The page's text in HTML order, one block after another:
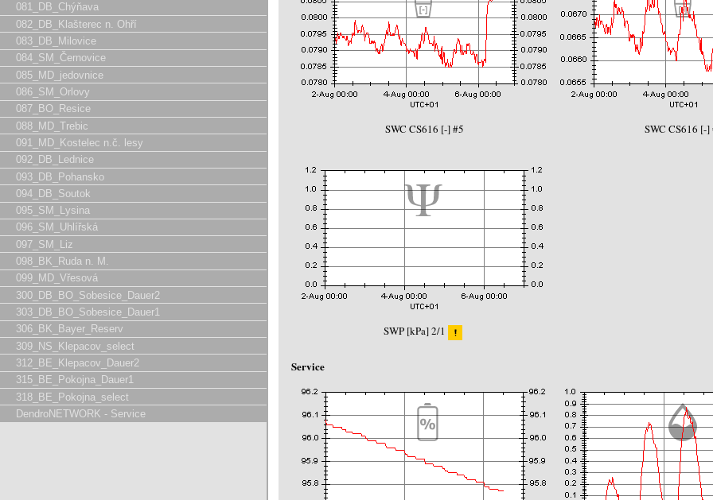
081_DB_Chýňava
082_DB_Klašterec n. Ohří
083_DB_Milovice
084_SM_Černovice
085_MD_jedovnice
086_SM_Orlovy
087_BO_Resice
088_MD_Trebic
091_MD_Kostelec n.č. lesy
092_DB_Lednice
093_DB_Pohansko
094_DB_Soutok
095_SM_Lysina
096_SM_Uhlířská
097_SM_Liz
098_BK_Ruda n. M.
099_MD_Vřesová
300_DB_BO_Sobesice_Dauer2
303_DB_BO_Sobesice_Dauer1
306_BK_Bayer_Reserv
309_NS_Klepacov_select
312_BE_Klepacov_Dauer2
315_BE_Pokojna_Dauer1
318_BE_Pokojna_select
DendroNETWORK - Service
SWC CS616 [-] #5 SWC CS616 [-]
SWP [kPa] 2/1
Service